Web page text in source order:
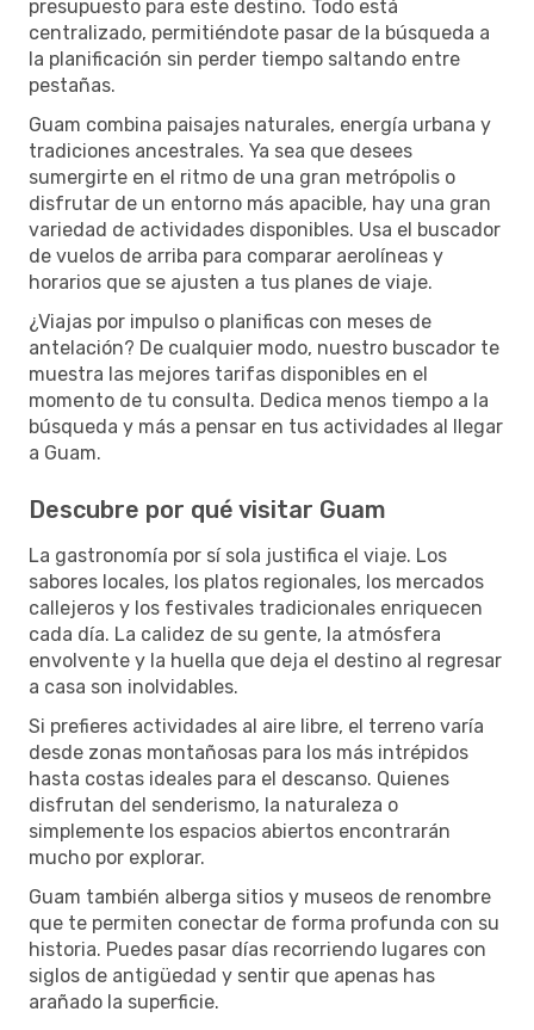
presupuesto para este destino. Todo está
centralizado, permitiéndote pasar de la búsqueda a
la planificación sin perder tiempo saltando entre
pestañas.
Guam combina paisajes naturales, energía urbana y
tradiciones ancestrales. Ya sea que desees
sumergirte en el ritmo de una gran metrópolis o
disfrutar de un entorno más apacible, hay una gran
variedad de actividades disponibles. Usa el buscador
de vuelos de arriba para comparar aerolíneas y
horarios que se ajusten a tus planes de viaje.
¿Viajas por impulso o planificas con meses de
antelación? De cualquier modo, nuestro buscador te
muestra las mejores tarifas disponibles en el
momento de tu consulta. Dedica menos tiempo a la
búsqueda y más a pensar en tus actividades al llegar
a Guam.
Descubre por qué visitar Guam
La gastronomía por sí sola justifica el viaje. Los
sabores locales, los platos regionales, los mercados
callejeros y los festivales tradicionales enriquecen
cada día. La calidez de su gente, la atmósfera
envolvente y la huella que deja el destino al regresar
a casa son inolvidables.
Si prefieres actividades al aire libre, el terreno varía
desde zonas montañosas para los más intrépidos
hasta costas ideales para el descanso. Quienes
disfrutan del senderismo, la naturaleza o
simplemente los espacios abiertos encontrarán
mucho por explorar.
Guam también alberga sitios y museos de renombre
que te permiten conectar de forma profunda con su
historia. Puedes pasar días recorriendo lugares con
siglos de antigüedad y sentir que apenas has
arañado la superficie.